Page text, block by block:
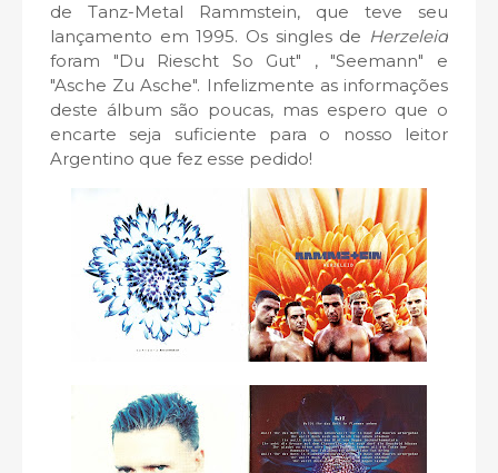
de Tanz-Metal Rammstein, que teve seu
lançamento em 1995. Os singles de Herzeleid
foram "Du Riescht So Gut" , "Seemann" e
"Asche Zu Asche". Infelizmente as informações
deste álbum são poucas, mas espero que o
encarte seja suficiente para o nosso leitor
Argentino que fez esse pedido!